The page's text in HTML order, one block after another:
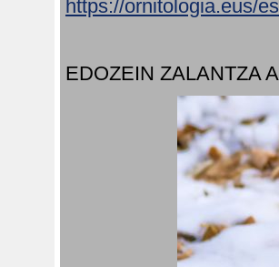
https://ornitologia.eus/
EDOZEIN ZALANTZA